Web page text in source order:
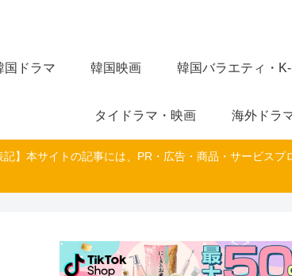
国ドラマ 韓国映画 韓国バラエティ・
タイドラマ・映画 海外ドラ
記】本サイトの記事には、PR・広告・商品・サービス